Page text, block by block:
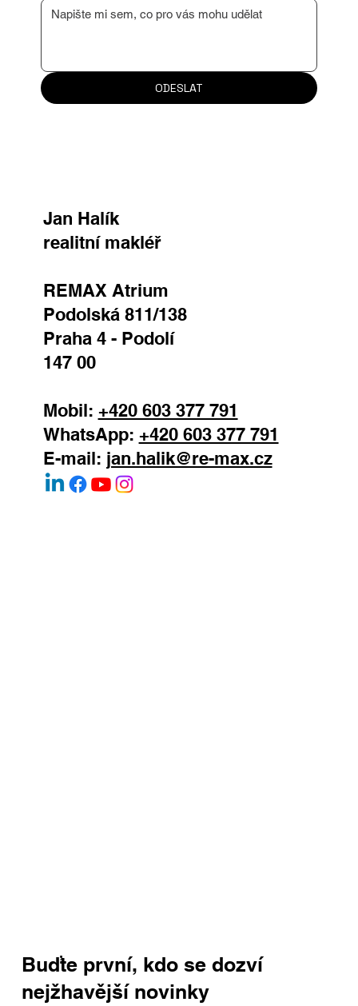
ODESLAT
Jan Halík
realitní makléř
REMAX Atrium
Podolská 811/138
Praha 4 - Podolí
147 00
Mobil: +420 603 377 791
WhatsApp: +420 603 377 791
E-mail: jan.halik@re-max.cz
Buďte první, kdo se dozví
nejžhavější novinky